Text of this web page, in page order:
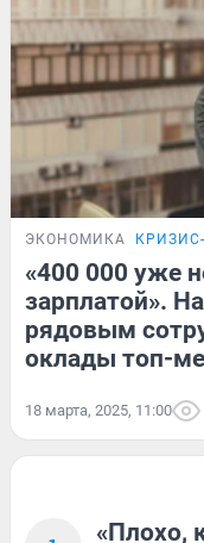
ЭКОНОМИКА
«400 000 уже
зарплатой».
рядовым
оклады топ-
18 марта, 2025, 11:00
«Плохо,